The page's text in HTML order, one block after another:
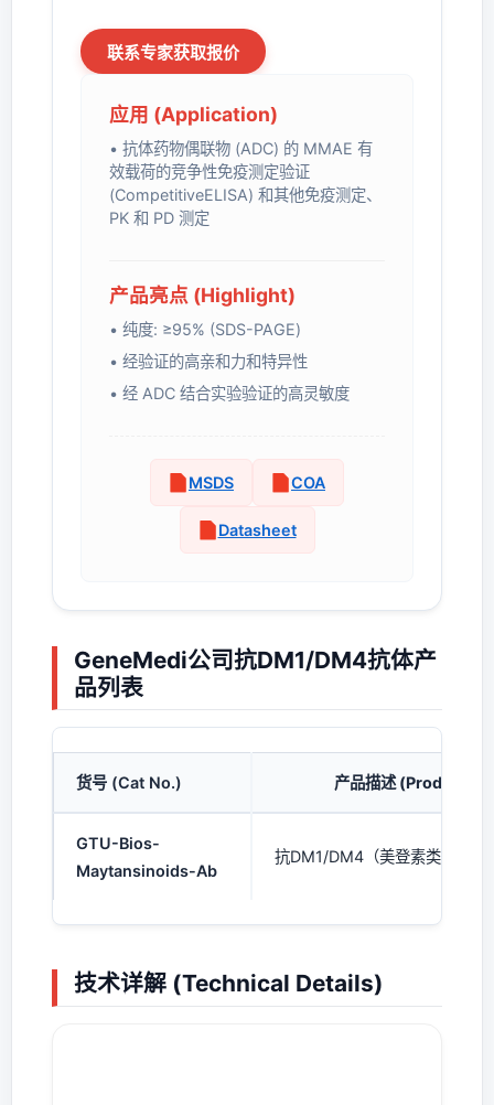
联系专家获取报价
应用 (Application)
• 抗体药物偶联物 (ADC) 的 MMAE 有
效载荷的竞争性免疫测定验证
(CompetitiveELISA) 和其他免疫测定、
PK 和 PD 测定
产品亮点 (Highlight)
• 纯度: ≥95% (SDS-PAGE)
• 经验证的高亲和力和特异性
• 经 ADC 结合实验验证的高灵敏度
MSDS COA
Datasheet
GeneMedi公司抗DM1/DM4抗体产
品列表
货号 (Cat No.) 产品描述 (Product
GTU-Bios-
Maytansinoids-Ab
抗DM1/DM4（美登素类）人单
技术详解 (Technical Details)